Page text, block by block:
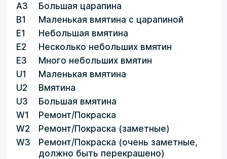
A3
Большая царапина
B1
Маленькая вмятина с царапиной
E1
Небольшая вмятина
E2
Несколько небольших вмятин
E3
Много небольших вмятин
U1
Маленькая вмятина
U2
Вмятина
U3
Большая вмятина
W1
Ремонт/Покраска
W2
Ремонт/Покраска (заметные)
W3
Ремонт/Покраска (очень заметные,
должно быть перекрашено)